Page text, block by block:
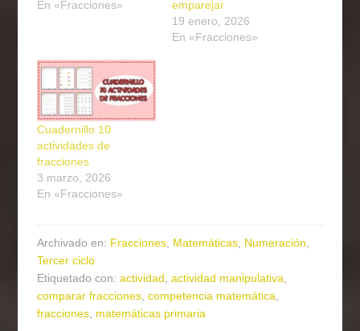
En «Fracciones»
emparejar
19 enero, 2026
En «Fracciones»
Cuadernillo 10
actividades de
fracciones
3 marzo, 2026
En «Fracciones»
Archivado en: Fracciones Matemáticas Numeración
Tercer ciclo
Etiquetado con:actividad ,actividad manipulativa
comparar fracciones ,competencia matemática
fracciones matemáticas primaria